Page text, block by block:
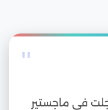
"
في ماجستير